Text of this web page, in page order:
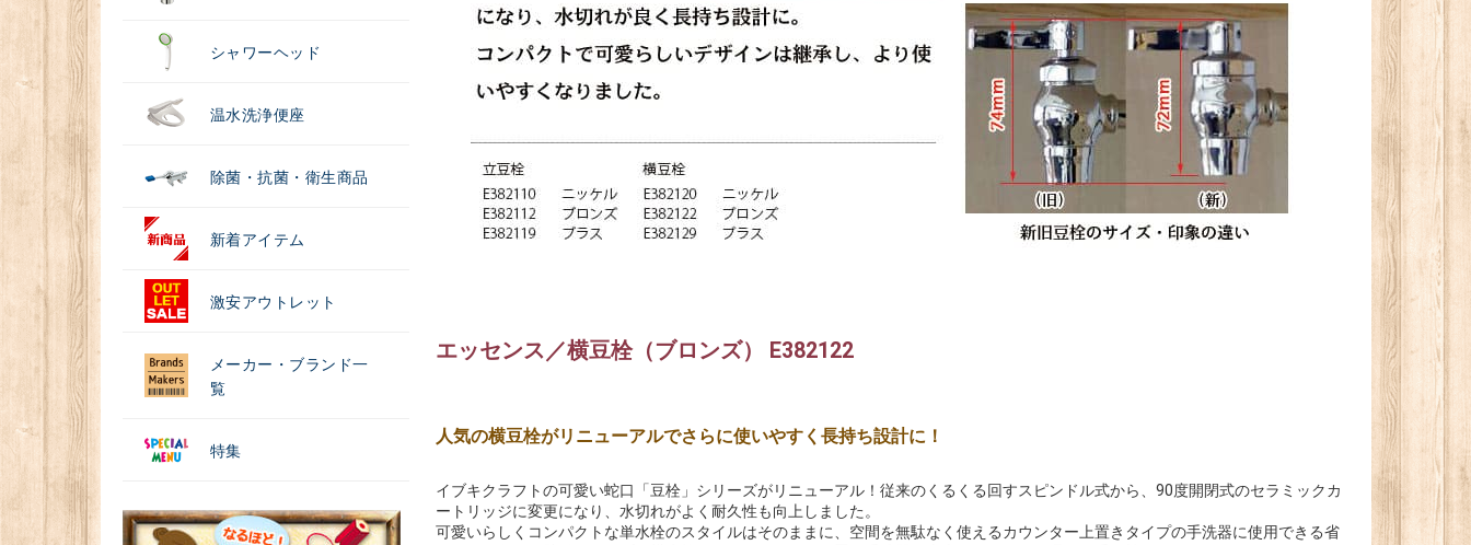
シャワーヘッド
温水洗浄便座
除菌・抗菌・衛生商品
新着アイテム
激安アウトレット
メーカー・ブランド一
覧
特集
エッセンス／横豆栓（ブロンズ） E382122
人気の横豆栓がリニューアルでさらに使いやすく長持ち設計に！
イブキクラフトの可愛い蛇口「豆栓」シリーズがリニューアル！従来のくるくる回すスピンドル式から、90度開閉式のセラミックカ
ートリッジに変更になり、水切れがよく耐久性も向上しました。
可愛いらしくコンパクトな単水栓のスタイルはそのままに、空間を無駄なく使えるカウンター上置きタイプの手洗器に使用できる省